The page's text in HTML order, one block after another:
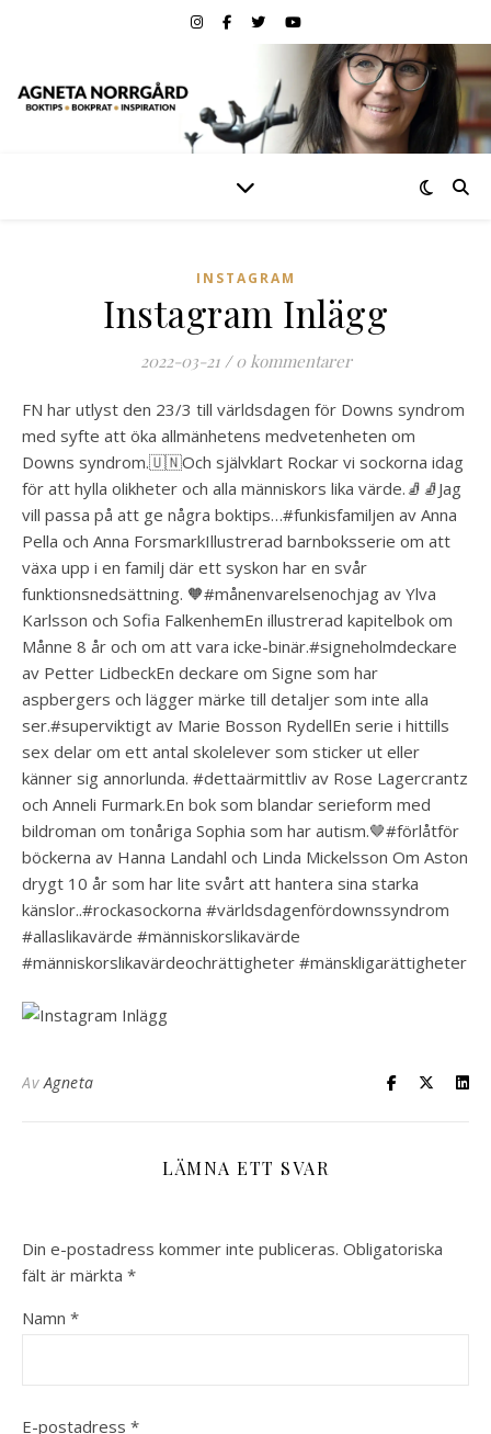
INSTAGRAM
Instagram Inlägg
2022-03-21 / 0 kommentarer
FN har utlyst den 23/3 till världsdagen för Downs syndrom
med syfte att öka allmänhetens medvetenheten om
Downs syndrom.🇺🇳Och självklart Rockar vi sockorna idag
för att hylla olikheter och alla människors lika värde.🧦🧦Jag
vill passa på att ge några boktips…#funkisfamiljen av Anna
Pella och Anna ForsmarkIllustrerad barnboksserie om att
växa upp i en familj där ett syskon har en svår
funktionsnedsättning. 🧡#månenvarelsenochjag av Ylva
Karlsson och Sofia FalkenhemEn illustrerad kapitelbok om
Månne 8 år och om att vara icke-binär.#signeholmdeckare
av Petter LidbeckEn deckare om Signe som har
aspbergers och lägger märke till detaljer som inte alla
ser.#superviktigt av Marie Bosson RydellEn serie i hittills
sex delar om ett antal skolelever som sticker ut eller
känner sig annorlunda. #dettaärmittliv av Rose Lagercrantz
och Anneli Furmark.En bok som blandar serieform med
bildroman om tonåriga Sophia som har autism.🤎#förlåtför
böckerna av Hanna Landahl och Linda Mickelsson Om Aston
drygt 10 år som har lite svårt att hantera sina starka
känslor..#rockasockorna #världsdagenfördownssyndrom
#allaslikavärde #människorslikavärde
#människorslikavärdeochrättigheter #mänskligarättigheter
AvAgneta
LÄMNA ETT SVAR
Din e-postadress kommer inte publiceras. Obligatoriska
fält är märkta *
Namn *
E-postadress *